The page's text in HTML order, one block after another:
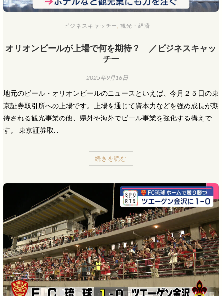
ビジネスキャッチー ,観光・経済
オリオンビールが上場で何を期待？ ／ビジネスキャッ
チー
2025年9月16日
地元のビール・オリオンビールのニュースといえば、今月２５日の東
京証券取引所への上場です。上場を通じて資本力などを強め成長が期
待される観光事業の他、県外や海外でビール事業を強化する構えで
す。 東京証券取…
続きを読む